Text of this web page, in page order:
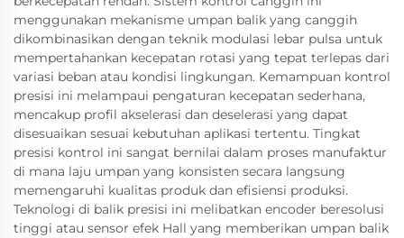
menggunakan mekanisme umpan balik yang canggih
dikombinasikan dengan teknik modulasi lebar pulsa untuk
mempertahankan kecepatan rotasi yang tepat terlepas dari
variasi beban atau kondisi lingkungan. Kemampuan kontrol
presisi ini melampaui pengaturan kecepatan sederhana,
mencakup profil akselerasi dan deselerasi yang dapat
disesuaikan sesuai kebutuhan aplikasi tertentu. Tingkat
presisi kontrol ini sangat bernilai dalam proses manufaktur
di mana laju umpan yang konsisten secara langsung
memengaruhi kualitas produk dan efisiensi produksi.
Teknologi di balik presisi ini melibatkan encoder beresolusi
tinggi atau sensor efek Hall yang memberikan umpan balik